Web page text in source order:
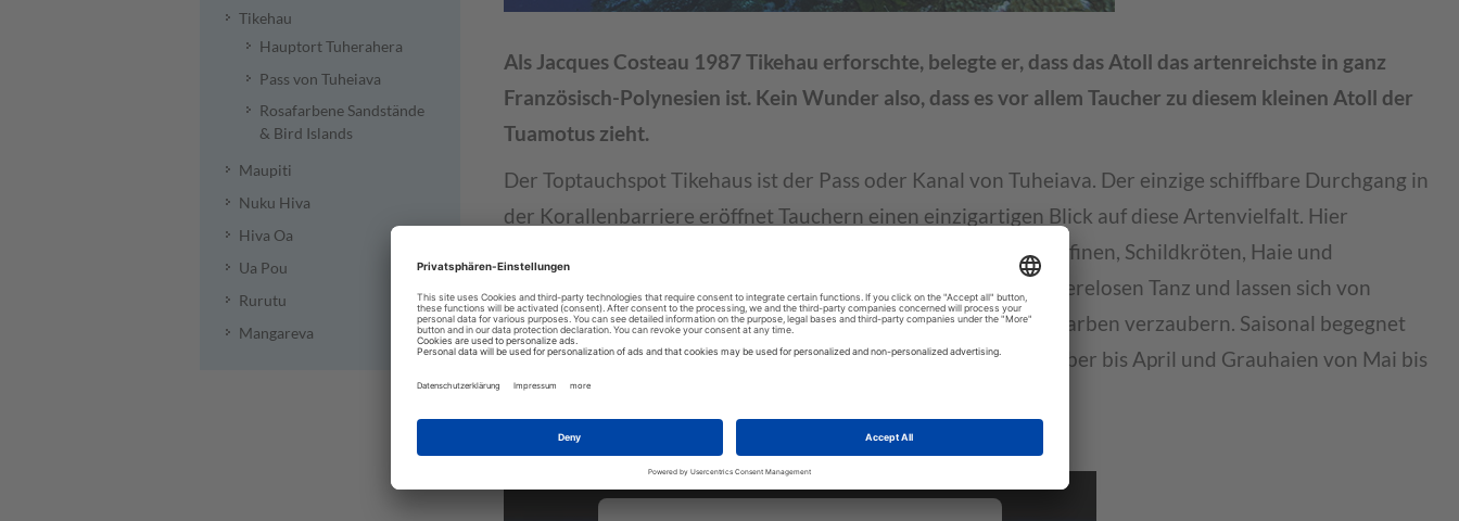
Als Jacques Costeau 1987 Tikehau erforschte, belegte er, dass das Atoll das artenreichste in ganz
Französisch-Polynesien ist. Kein Wunder also, dass es vor allem Taucher zu diesem kleinen Atoll der
Tuamotus zieht.
Der Toptauchspot Tikehaus ist der Pass oder Kanal von Tuheiava. Der einzige schiffbare Durchgang in
der Korallenbarriere eröffnet Tauchern einen einzigartigen Blick auf diese Artenvielfalt. Hier
entdecken Taucher ganzjährig Schwärme von Barrakudas, Delfinen, Schildkröten, Haie und
Thunfischen, beobachten imposante Mantarochen beim schwerelosen Tanz und lassen sich von
riesigen Schwärmen von Südseefischen in allen Formen und Farben verzaubern. Saisonal begegnet
man zudem noch Hammerhaien und Adlerrochen von November bis April und Grauhaien von Mai bis
Juni.
Tikehau
Hauptort Tuherahera
Pass von Tuheiava
Rosafarbene Sandstände
& Bird Islands
Maupiti
Nuku Hiva
Hiva Oa
Ua Pou
Rurutu
Mangareva